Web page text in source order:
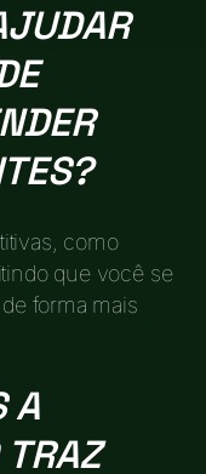
como
que você se
forma mais
A